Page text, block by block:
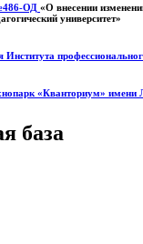
ОД «О внесении
университет»
Института
«Кванториум» имени
база